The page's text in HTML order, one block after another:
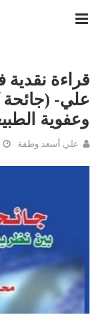
قراءة
علي- (جائحة
وعفوية
علي أسعد وطفة